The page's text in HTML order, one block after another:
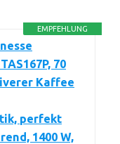
EMPFEHLUNG
70
Kaffee
perfekt
1400 W,